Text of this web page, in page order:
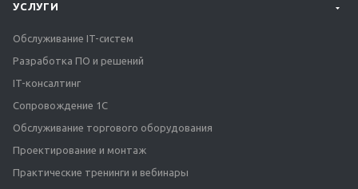
УСЛУГИ
Обслуживание IT-систем
Разработка ПО и решений
IT-консалтинг
Сопровождение 1С
Обслуживание торгового оборудования
Проектирование и монтаж
Практические тренинги и вебинары